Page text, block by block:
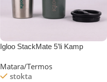
Igloo StackMate 5’li Kamp
Matara/Termos
stokta